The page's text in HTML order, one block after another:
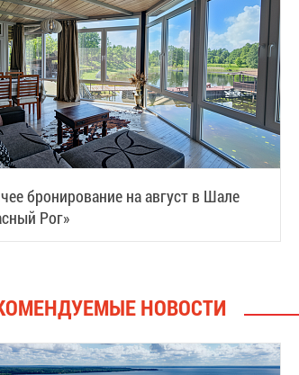
бронирование на август в Шале
Рог»
НОВОСТИ